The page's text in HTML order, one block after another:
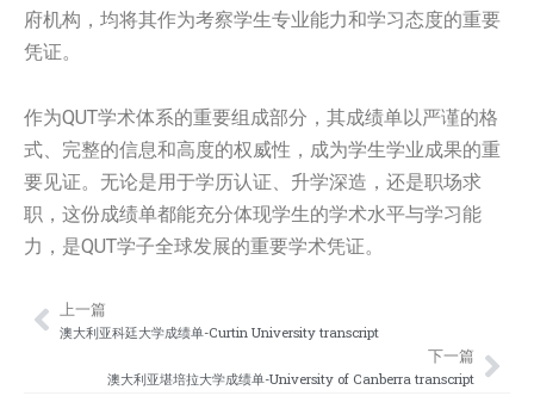
府机构，均将其作为考察学生专业能力和学习态度的重要
凭证。
作为QUT学术体系的重要组成部分，其成绩单以严谨的格
式、完整的信息和高度的权威性，成为学生学业成果的重
要见证。无论是用于学历认证、升学深造，还是职场求
职，这份成绩单都能充分体现学生的学术水平与学习能
力，是QUT学子全球发展的重要学术凭证。
Prev
上一篇
澳大利亚科廷大学成绩单-Curtin University transcript
下一篇
澳大利亚堪培拉大学‌成绩单-University of Canberra transcript